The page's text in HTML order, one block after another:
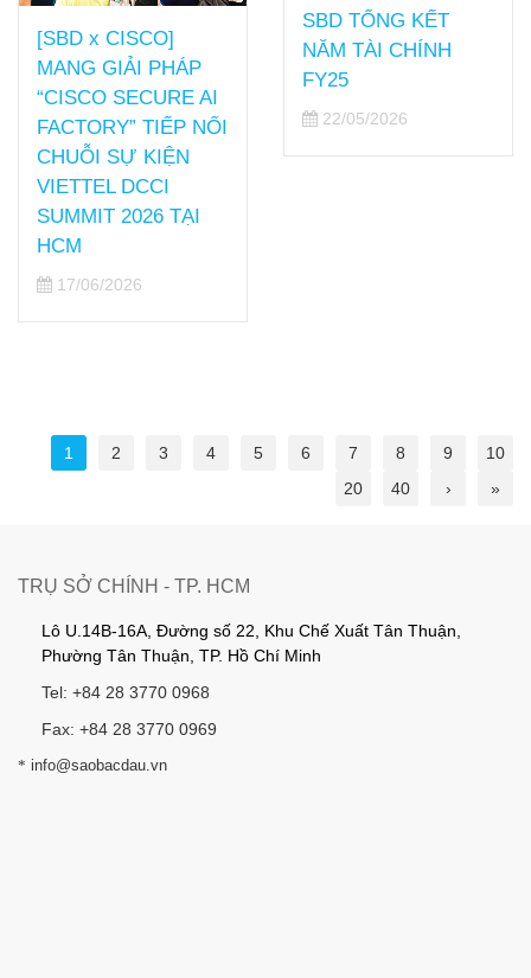
[SBD x CISCO]
MANG GIẢI PHÁP
“CISCO SECURE AI
FACTORY” TIẾP NỐI
CHUỖI SỰ KIỆN
VIETTEL DCCI
SUMMIT 2026 TẠI
HCM
17/06/2026
SBD TỔNG KẾT
NĂM TÀI CHÍNH
FY25
22/05/2026
1 2 3 4 5 6 7 8 9
10
20
40 › »
TRỤ SỞ CHÍNH - TP. HCM
Lô U.14B-16A, Đường số 22, Khu Chế Xuất Tân Thuận,
Phường Tân Thuận, TP. Hồ Chí Minh
Tel: +84 28 3770 0968
Fax: +84 28 3770 0969
* info@saobacdau.vn